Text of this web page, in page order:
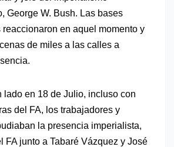
George W. Bush. Las bases
reaccionaron en aquel momento y
de miles a las calles a
lado en 18 de Julio, incluso con
del FA, los trabajadores y
la presencia imperialista,
FA junto a Tabaré Vázquez y José